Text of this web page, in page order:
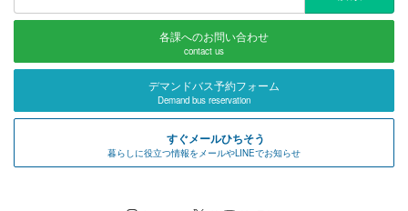
各課へのお問い合わせ
contact us
デマンドバス予約フォーム
Demand bus reservation
すぐメールひちそう
暮らしに役立つ情報をメールやLINEでお知らせ